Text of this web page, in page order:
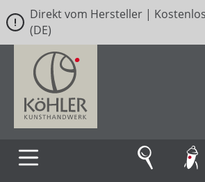
Zum Hauptinhalt springen
Direkt vom Hersteller |
(DE)